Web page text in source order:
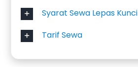
Syarat Sewa Lepas Kunci
Tarif Sewa